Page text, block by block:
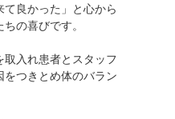
良かった」と心から
の喜びです。
取入れ患者とスタッフ
つきとめ体のバラン